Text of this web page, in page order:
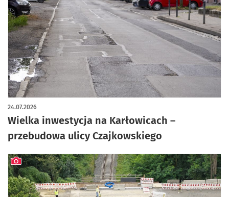
Wielka inwestycja na Karłowicach –
przebudowa ulicy Czajkowskiego
24.07.2026
artykuł z galerią zdjęć